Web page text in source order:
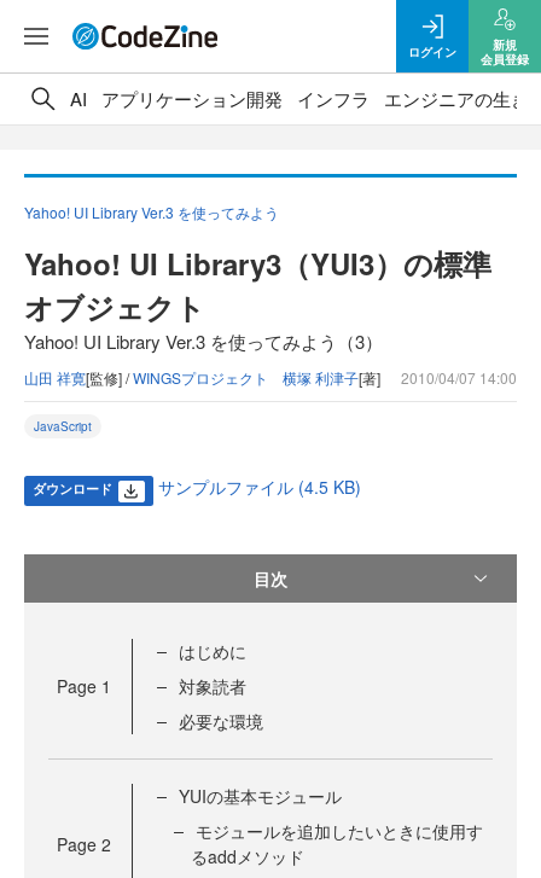
ログイン
新規
会員登録
AI アプリケーション開発 インフラ エンジニアの生き
Yahoo! UI Library Ver.3 を使ってみよう
Yahoo! UI Library3（YUI3）の標準
オブジェクト
Yahoo! UI Library Ver.3 を使ってみよう（3）
山田 祥寛[監修] /WINGSプロジェクト 横塚 利津子[著] 2010/04/07 14:00
JavaScript
ダウンロード サンプルファイル (4.5 KB)
目次
Page 1
はじめに
対象読者
必要な環境
Page 2
YUIの基本モジュール
モジュールを追加したいときに使用す
るaddメソッド